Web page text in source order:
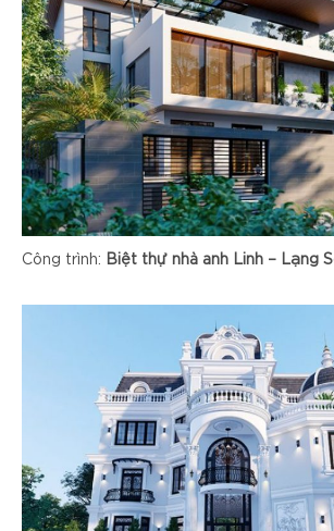
Công trình: Biệt thự nhà anh Linh – Lạng